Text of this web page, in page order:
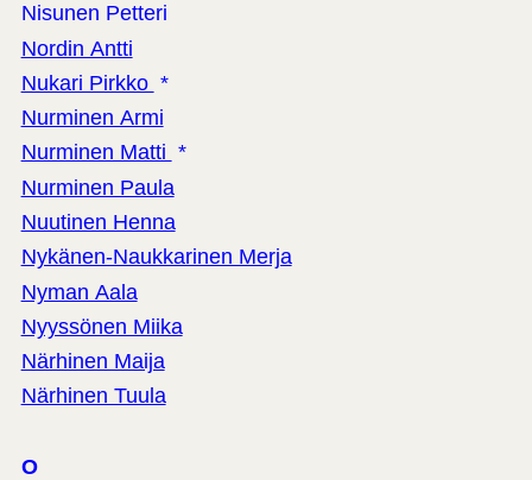
Nisunen Petteri
Nordin Antti
Nukari Pirkko *
Nurminen Armi
Nurminen Matti *
Nurminen Paula
Nuutinen Henna
Nykänen-Naukkarinen Merja
Nyman Aala
Nyyssönen Miika
Närhinen Maija
Närhinen Tuula
O